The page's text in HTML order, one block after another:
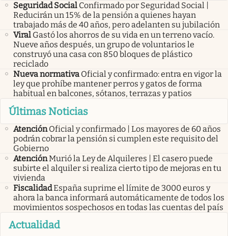
Seguridad Social Confirmado por Seguridad Social |
Reducirán un 15% de la pensión a quienes hayan
trabajado más de 40 años, pero adelanten su jubilación
Viral Gastó los ahorros de su vida en un terreno vacío.
Nueve años después, un grupo de voluntarios le
construyó una casa con 850 bloques de plástico
reciclado
Nueva normativa Oficial y confirmado: entra en vigor la
ley que prohíbe mantener perros y gatos de forma
habitual en balcones, sótanos, terrazas y patios
Últimas Noticias
Atención Oficial y confirmado | Los mayores de 60 años
podrán cobrar la pensión si cumplen este requisito del
Gobierno
AtenciónMurió la Ley de Alquileres | El casero puede
subirte el alquiler si realiza cierto tipo de mejoras en tu
vivienda
FiscalidadEspaña suprime el límite de 3000 euros y
ahora la banca informará automáticamente de todos los
movimientos sospechosos en todas las cuentas del país
Actualidad